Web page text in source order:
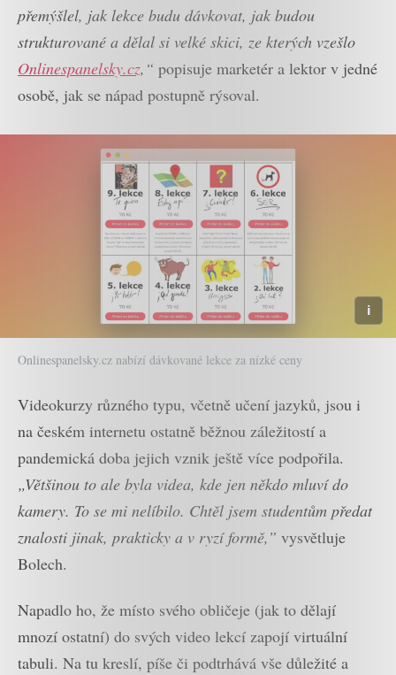
přemýšlel, jak lekce budu dávkovat, jak budou
strukturované a dělal si velké skici, ze kterých vzešlo
Onlinespanelsky.cz,“ popisuje marketér a lektor v jedné
osobě, jak se nápad postupně rýsoval.
Onlinespanelsky.cz nabízí dávkované lekce za nízké ceny
Videokurzy různého typu, včetně učení jazyků, jsou i
na českém internetu ostatně běžnou záležitostí a
pandemická doba jejich vznik ještě více podpořila.
„Většinou to ale byla videa, kde jen někdo mluví do
kamery. To se mi nelíbilo. Chtěl jsem studentům předat
znalosti jinak, prakticky a v ryzí formě,” vysvětluje
Bolech.
Napadlo ho, že místo svého obličeje (jak to dělají
mnozí ostatní) do svých video lekcí zapojí virtuální
tabuli. Na tu kreslí, píše či podtrhává vše důležité a